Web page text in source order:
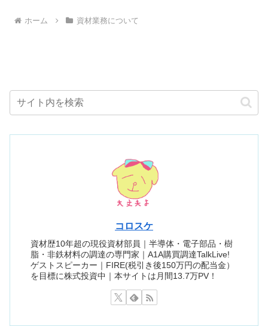
ホーム 資材業務について
コロスケ
資材歴10年超の現役資材部員｜半導体・電子部品・樹
脂・非鉄材料の調達の専門家｜A1A購買調達TalkLive!
ゲストスピーカー｜FIRE(税引き後150万円の配当金）
を目標に株式投資中｜本サイトは月間13.7万PV！